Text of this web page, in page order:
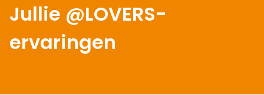
Jullie @LOVERS-
ervaringen